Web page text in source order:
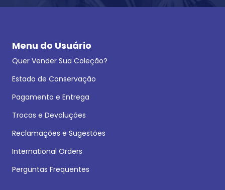
Menu do Usuário
Quer Vender Sua Coleção?
Estado de Conservação
Pagamento e Entrega
Trocas e Devoluções
Reclamações e Sugestões
International Orders
Perguntas Frequentes